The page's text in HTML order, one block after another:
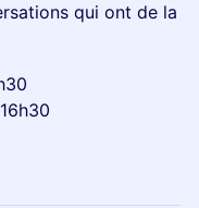
qui ont de la